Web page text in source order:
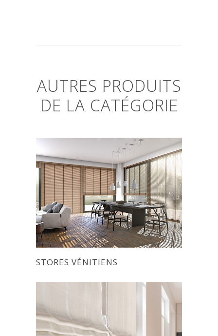
AUTRES PRODUITS
DE LA CATÉGORIE
STORES VÉNITIENS